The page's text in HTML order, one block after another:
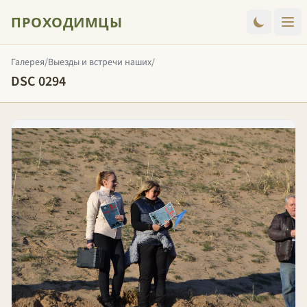
ПРОХОДИМЦЫ
Галерея/Выезды и встречи наших/
DSC 0294